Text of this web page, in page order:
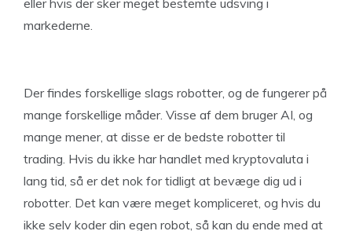
eller hvis der sker meget bestemte udsving i
markederne.
Der findes forskellige slags robotter, og de fungerer på
mange forskellige måder. Visse af dem bruger AI, og
mange mener, at disse er de bedste robotter til
trading. Hvis du ikke har handlet med kryptovaluta i
lang tid, så er det nok for tidligt at bevæge dig ud i
robotter. Det kan være meget kompliceret, og hvis du
ikke selv koder din egen robot, så kan du ende med at